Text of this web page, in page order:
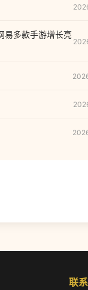
易多款手游增长亮
联